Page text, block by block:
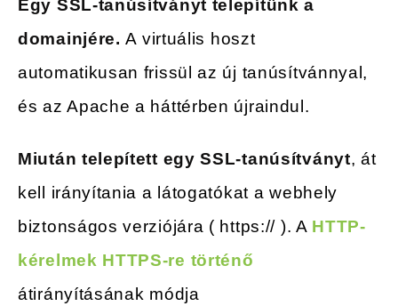
Egy SSL-tanúsítványt telepítünk a
domainjére.A virtuális hoszt
automatikusan frissül az új tanúsítvánnyal,
és az Apache a háttérben újraindul.
Miután telepített egy SSL-tanúsítványt, át
kell irányítania a látogatókat a webhely
biztonságos verziójára ( https:// ). A HTTP-
kérelmek HTTPS-re történő
átirányításának módja